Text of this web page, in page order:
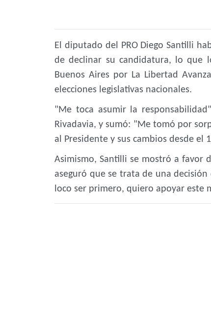
El diputado del PRO Diego Santilli
de declinar su candidatura, lo que
Buenos Aires por La Libertad
elecciones legislativas nacionales.
"Me toca asumir la
Rivadavia, y sumó: "Me tomó por
al Presidente y sus cambios desde el
Asimismo, Santilli se mostró a favor
aseguró que se trata de una
loco ser primero, quiero apoyar este